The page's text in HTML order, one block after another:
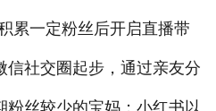
累一定粉丝后开启直播带
信社交圈起步，通过亲友分